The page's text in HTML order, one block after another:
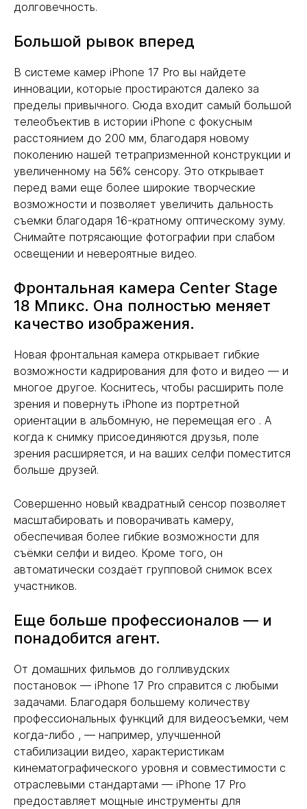
долговечность.
Большой рывок вперед
В системе камер iPhone 17 Pro вы найдете
инновации, которые простираются далеко за
пределы привычного. Сюда входит самый большой
телеобъектив в истории iPhone с фокусным
расстоянием до 200 мм, благодаря новому
поколению нашей тетрапризменной конструкции и
увеличенному на 56% сенсору. Это открывает
перед вами еще более широкие творческие
возможности и позволяет увеличить дальность
съемки благодаря 16-кратному оптическому зуму.
Снимайте потрясающие фотографии при слабом
освещении и невероятные видео.
Фронтальная камера Center Stage
18 Мпикс. Она полностью меняет
качество изображения.
Новая фронтальная камера открывает гибкие
возможности кадрирования для фото и видео — и
многое другое. Коснитесь, чтобы расширить поле
зрения и повернуть iPhone из портретной
ориентации в альбомную, не перемещая его . А
когда к снимку присоединяются друзья, поле
зрения расширяется, и на ваших селфи поместится
больше друзей.
Совершенно новый квадратный сенсор позволяет
масштабировать и поворачивать камеру,
обеспечивая более гибкие возможности для
съёмки селфи и видео. Кроме того, он
автоматически создаёт групповой снимок всех
участников.
Еще больше профессионалов — и
понадобится агент.
От домашних фильмов до голливудских
постановок — iPhone 17 Pro справится с любыми
задачами. Благодаря большему количеству
профессиональных функций для видеосъемки, чем
когда-либо , — например, улучшенной
стабилизации видео, характеристикам
кинематографического уровня и совместимости с
отраслевыми стандартами — iPhone 17 Pro
предоставляет мощные инструменты для